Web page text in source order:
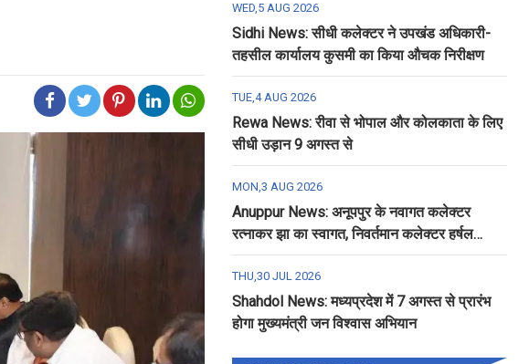
WED,5 AUG 2026
Sidhi News: सीधी कलेक्टर ने उपखंड अधिकारी-
तहसील कार्यालय कुसमी का किया औचक निरीक्षण
TUE,4 AUG 2026
Rewa News: रीवा से भोपाल और कोलकाता के लिए
सीधी उड़ान 9 अगस्त से
MON,3 AUG 2026
Anuppur News: अनूपपुर के नवागत कलेक्टर
रत्नाकर झा का स्वागत, निवर्तमान कलेक्टर हर्षल
पंचोली को दी गई विदाई
THU,30 JUL 2026
Shahdol News: मध्यप्रदेश में 7 अगस्त से प्रारंभ
होगा मुख्यमंत्री जन विश्वास अभियान